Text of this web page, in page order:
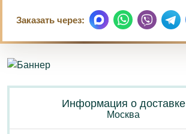
Заказать через:
Информация о доставке
Москва